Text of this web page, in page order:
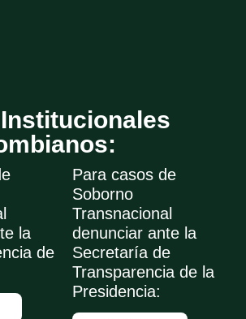
la
de
Para casos de
Soborno
Transnacional
denunciar ante la
Secretaría de
Transparencia de la
Presidencia: